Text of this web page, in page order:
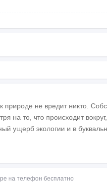
не вредит никто.
на то, что происходит
ущерб экологии и в
на телефон бесплатно